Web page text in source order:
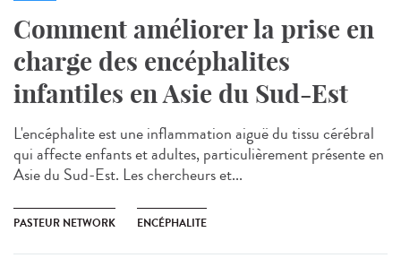
Comment améliorer la prise en
charge des encéphalites
infantiles en Asie du Sud-Est
L'encéphalite est une inflammation aiguë du tissu cérébral
qui affecte enfants et adultes, particulièrement présente en
Asie du Sud-Est. Les chercheurs et...
PASTEUR NETWORK ENCÉPHALITE